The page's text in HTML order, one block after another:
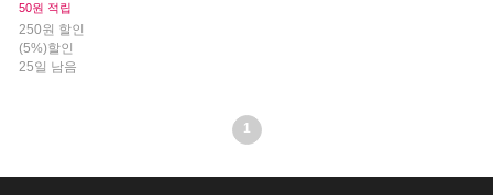
50원 적립
250원 할인
(5%)할인
25일 남음
1